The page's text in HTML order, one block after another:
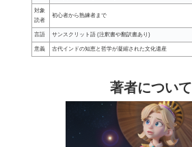
対象
読者
初心者から熟練者まで
言語 サンスクリット語 (注釈書や翻訳書あり)
意義 古代インドの知恵と哲学が凝縮された文化遺産
著者について